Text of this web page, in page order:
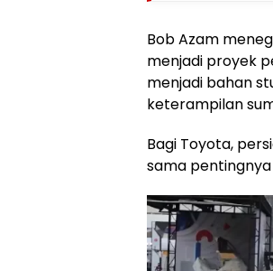
Bob Azam
menjadi proyek
menjadi bahan
keterampilan
Bagi Toyota,
sama